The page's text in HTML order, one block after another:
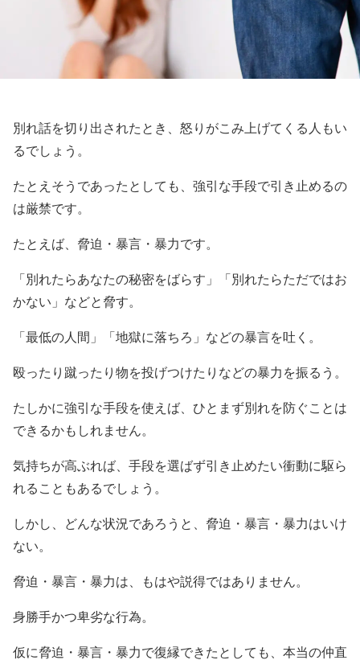
別れ話を切り出されたとき、怒りがこみ上げてくる人もい
るでしょう。
たとえそうであったとしても、強引な手段で引き止めるの
は厳禁です。
たとえば、脅迫・暴言・暴力です。
「別れたらあなたの秘密をばらす」「別れたらただではお
かない」などと脅す。
「最低の人間」「地獄に落ちろ」などの暴言を吐く。
殴ったり蹴ったり物を投げつけたりなどの暴力を振るう。
たしかに強引な手段を使えば、ひとまず別れを防ぐことは
できるかもしれません。
気持ちが高ぶれば、手段を選ばず引き止めたい衝動に駆ら
れることもあるでしょう。
しかし、どんな状況であろうと、脅迫・暴言・暴力はいけ
ない。
脅迫・暴言・暴力は、もはや説得ではありません。
身勝手かつ卑劣な行為。
仮に脅迫・暴言・暴力で復縁できたとしても、本当の仲直